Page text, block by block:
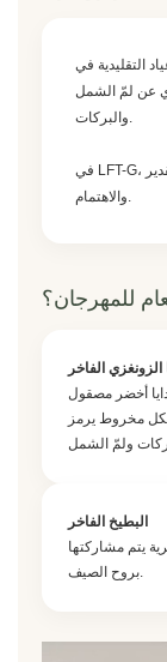
التقليدية في
عن لمّ الشمل
في LFT-G، كل مهرجان ليس مجرد تقليد، بل لحظة للتقدير
الفاخر
أخضر مصقول
مخروط يرمز
البطيخ الفاخر
يتم مشاركتها